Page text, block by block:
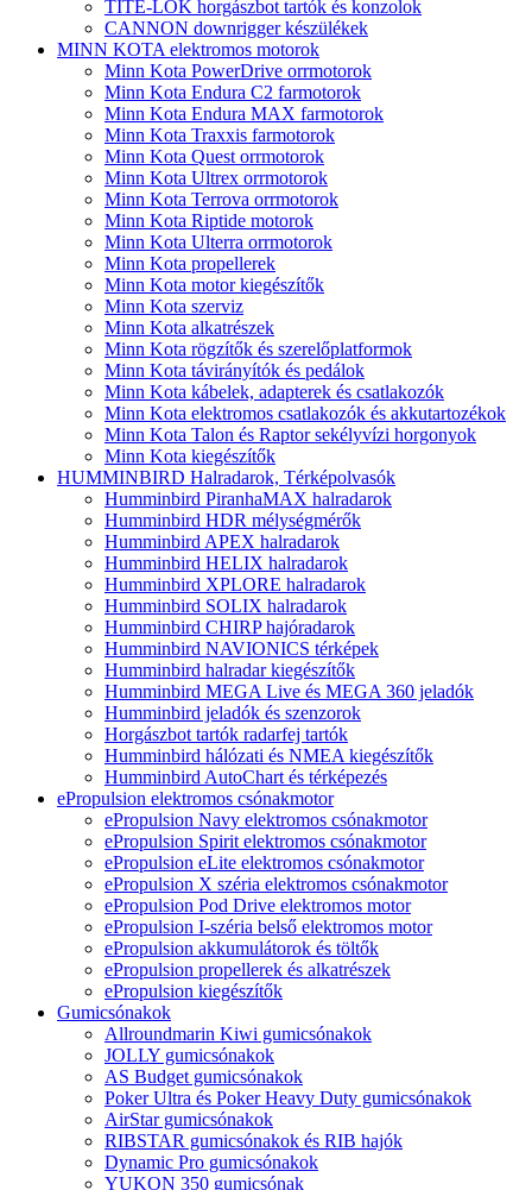
TITE-LOK horgászbot tartók és konzolok
CANNON downrigger készülékek
MINN KOTA elektromos motorok
Minn Kota PowerDrive orrmotorok
Minn Kota Endura C2 farmotorok
Minn Kota Endura MAX farmotorok
Minn Kota Traxxis farmotorok
Minn Kota Quest orrmotorok
Minn Kota Ultrex orrmotorok
Minn Kota Terrova orrmotorok
Minn Kota Riptide motorok
Minn Kota Ulterra orrmotorok
Minn Kota propellerek
Minn Kota motor kiegészítők
Minn Kota szerviz
Minn Kota alkatrészek
Minn Kota rögzítők és szerelőplatformok
Minn Kota távirányítók és pedálok
Minn Kota kábelek, adapterek és csatlakozók
Minn Kota elektromos csatlakozók és akkutartozékok
Minn Kota Talon és Raptor sekélyvízi horgonyok
Minn Kota kiegészítők
HUMMINBIRD Halradarok, Térképolvasók
Humminbird PiranhaMAX halradarok
Humminbird HDR mélységmérők
Humminbird APEX halradarok
Humminbird HELIX halradarok
Humminbird XPLORE halradarok
Humminbird SOLIX halradarok
Humminbird CHIRP hajóradarok
Humminbird NAVIONICS térképek
Humminbird halradar kiegészítők
Humminbird MEGA Live és MEGA 360 jeladók
Humminbird jeladók és szenzorok
Horgászbot tartók radarfej tartók
Humminbird hálózati és NMEA kiegészítők
Humminbird AutoChart és térképezés
ePropulsion elektromos csónakmotor
ePropulsion Navy elektromos csónakmotor
ePropulsion Spirit elektromos csónakmotor
ePropulsion eLite elektromos csónakmotor
ePropulsion X széria elektromos csónakmotor
ePropulsion Pod Drive elektromos motor
ePropulsion I-széria belső elektromos motor
ePropulsion akkumulátorok és töltők
ePropulsion propellerek és alkatrészek
ePropulsion kiegészítők
Gumicsónakok
Allroundmarin Kiwi gumicsónakok
JOLLY gumicsónakok
AS Budget gumicsónakok
Poker Ultra és Poker Heavy Duty gumicsónakok
AirStar gumicsónakok
RIBSTAR gumicsónakok és RIB hajók
Dynamic Pro gumicsónakok
YUKON 350 gumicsónak